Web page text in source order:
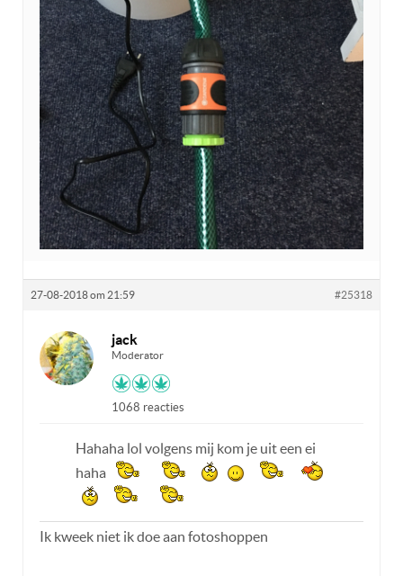
27-08-2018 om 21:59 #25318
jack
Moderator
1068 reacties
Hahaha lol volgens mij kom je uit een ei
haha
Ik kweek niet ik doe aan fotoshoppen